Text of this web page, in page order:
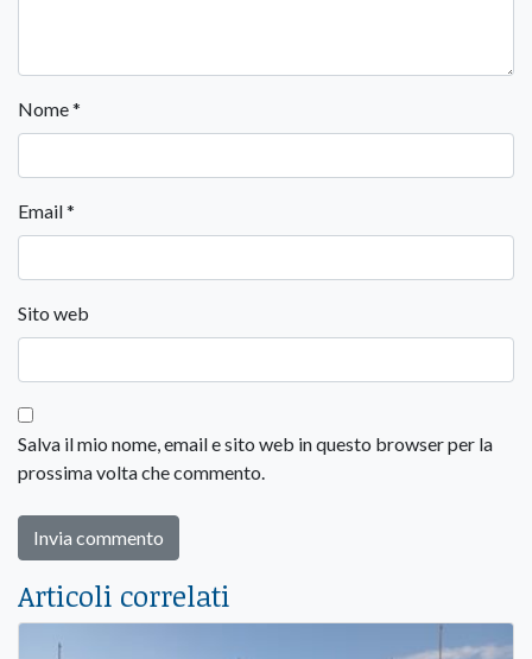
Nome*
Email*
Sito web
Salva il mio nome, email e sito web in questo browser per la
prossima volta che commento.
Articoli correlati